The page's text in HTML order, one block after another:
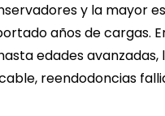
y la mayor
años de cargas.
edades
reendodoncias